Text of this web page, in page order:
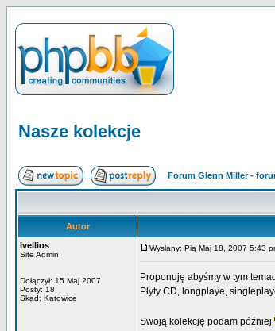
Nasze kolekcje
Forum Glenn Miller -
Autor
Ivellios
Site Admin
Dołączył: 15 Maj 2007
Posty: 18
Skąd: Katowice
Wysłany: Pią Maj 18, 2007 5:43
Proponuję abyśmy w tym
Płyty CD, longplaye,
Swoją kolekcję podam później